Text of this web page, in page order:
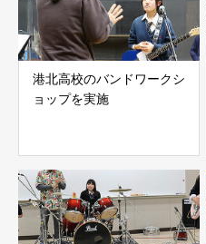
港北高校のバンドワークシ
ョップを実施